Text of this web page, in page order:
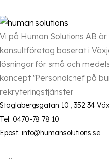
Vi på Human Solutions AB
konsultföretag baserat i
lösningar för små och
koncept "Personalchef på
rekryteringstjänster.
Staglabergsgatan 10 , 352 34
Tel: 0470-78 78 10
Epost: info@humansolutions.se